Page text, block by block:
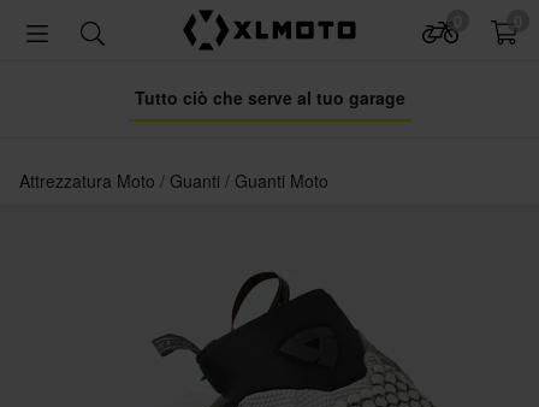
Tutto ciò che serve al tuo garage
Attrezzatura Moto Guanti Guanti Moto